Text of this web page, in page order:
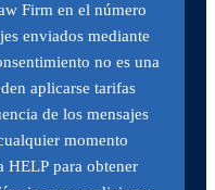
Firm en el número
enviados mediante
no es una
aplicarse tarifas
de los mensajes
momento
HELP para obtener